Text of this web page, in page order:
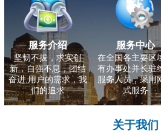
服务介绍
坚韧不拔，求实创
新，自强不息，团结
奋进,用户的需求，我
们的追求
服务中心
在全国各主要区
有办事处并长驻
服务人员，采用
式服务
关于我们